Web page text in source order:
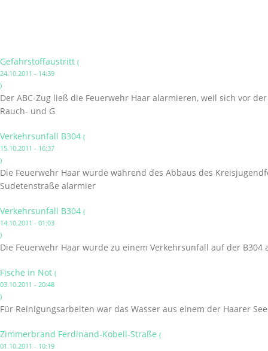
Gefahrstoffaustritt (
24.10.2011 - 14:39
)
Der ABC-Zug ließ die Feuerwehr Haar alarmieren, weil sich vor
Rauch- und G
Verkehrsunfall B304 (
15.10.2011 - 16:37
)
Die Feuerwehr Haar wurde während des Abbaus des
Sudetenstraße alarmier
Verkehrsunfall B304 (
14.10.2011 - 01:03
)
Die Feuerwehr Haar wurde zu einem Verkehrsunfall auf der B304
Fische in Not (
03.10.2011 - 20:48
)
Für Reinigungsarbeiten war das Wasser aus einem der Haarer
Zimmerbrand Ferdinand-Kobell-Straße (
01.10.2011 - 10:19